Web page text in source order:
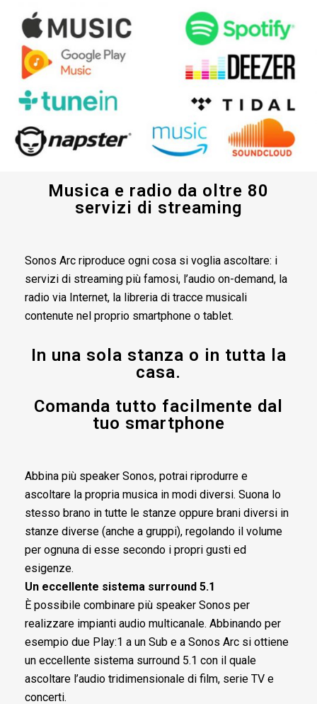
Musica e radio da oltre 80
servizi di streaming
Sonos Arc riproduce ogni cosa si voglia ascoltare: i
servizi di streaming più famosi, l’audio on-demand, la
radio via Internet, la libreria di tracce musicali
contenute nel proprio smartphone o tablet.
In una sola stanza o in tutta la
casa.
Comanda tutto facilmente dal
tuo smartphone
Abbina più speaker Sonos, potrai riprodurre e
ascoltare la propria musica in modi diversi. Suona lo
stesso brano in tutte le stanze oppure brani diversi in
stanze diverse (anche a gruppi), regolando il volume
per ognuna di esse secondo i propri gusti ed
esigenze.
Un eccellente sistema surround 5.1
È possibile combinare più speaker Sonos per
realizzare impianti audio multicanale. Abbinando per
esempio due Play:1 a un Sub e a Sonos Arc si ottiene
un eccellente sistema surround 5.1 con il quale
ascoltare l’audio tridimensionale di film, serie TV e
concerti.